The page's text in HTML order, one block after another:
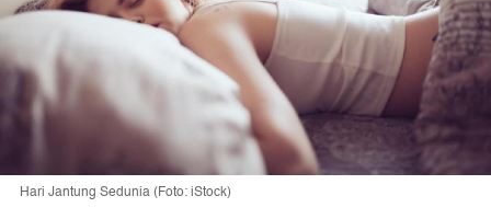
Hari Jantung Sedunia (Foto: iStock)